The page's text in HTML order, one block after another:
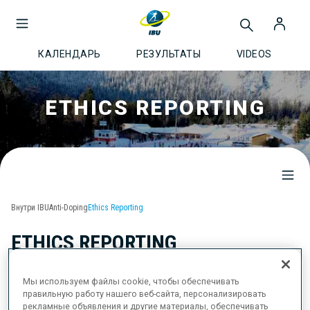
КАЛЕНДАРЬ РЕЗУЛЬТАТЫ VIDEOS
ETHICS REPORTING
Внутри IBUAnti-Doping Ethics Reporting
ETHICS REPORTING
Welcome to the Integrity Hotline of the International Biathlon
Мы используем файлы cookie, чтобы обеспечивать
правильную работу нашего веб-сайта, персонализировать
рекламные объявления и другие материалы, обеспечивать